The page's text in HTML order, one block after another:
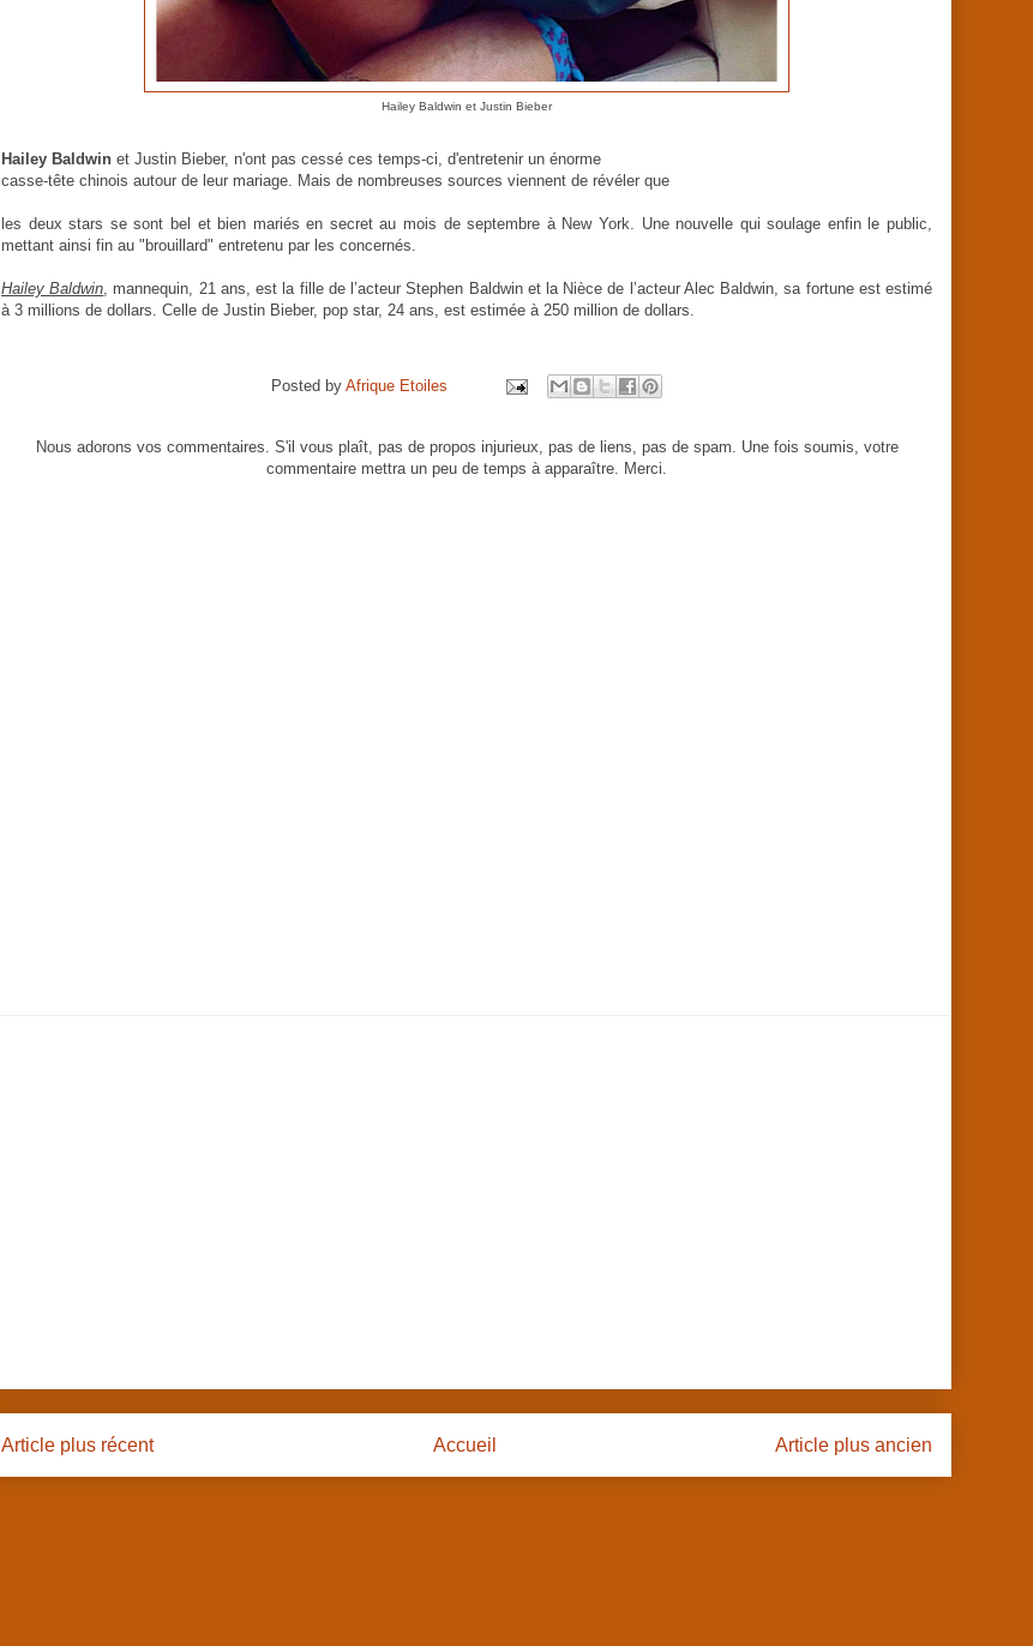
Hailey Baldwin et Justin Bieber
Hailey Baldwin et Justin Bieber, n'ont pas cessé ces temps-ci, d'entretenir un énorme
casse-tête chinois autour de leur mariage. Mais de nombreuses sources viennent de révéler que
les deux stars se sont bel et bien mariés en secret au mois de septembre à New York. Une nouvelle qui soulage enfin le public,
mettant ainsi fin au "brouillard" entretenu par les concernés.
Hailey Baldwin, mannequin, 21 ans, est la fille de l’acteur Stephen Baldwin et la Nièce de l’acteur Alec Baldwin, sa fortune est estimé
à 3 millions de dollars. Celle de Justin Bieber, pop star, 24 ans, est estimée à 250 million de dollars.
Posted by Afrique Etoiles
Nous adorons vos commentaires. S'il vous plaît, pas de propos injurieux, pas de liens, pas de spam. Une fois soumis, votre
commentaire mettra un peu de temps à apparaître. Merci.
Article plus récent Article plus ancien
Accueil